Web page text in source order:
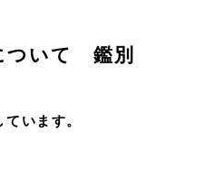
ついて 鑑別
います。